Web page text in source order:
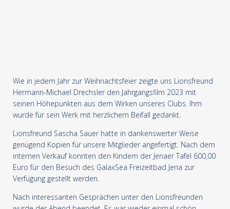
Wie in jedem Jahr zur Weihnachtsfeier zeigte uns Lionsfreund
Hermann-Michael Drechsler den Jahrgangsfilm 2023 mit
seinen Höhepunkten aus dem Wirken unseres Clubs. Ihm
wurde für sein Werk mit herzlichem Beifall gedankt.
Lionsfreund Sascha Sauer hatte in dankenswerter Weise
genügend Kopien für unsere Mitglieder angefertigt. Nach dem
internen Verkauf konnten den Kindern der Jenaer Tafel 600,00
Euro für den Besuch des GalaxSea Freizeitbad Jena zur
Verfügung gestellt werden.
Nach interessanten Gesprächen unter den Lionsfreunden